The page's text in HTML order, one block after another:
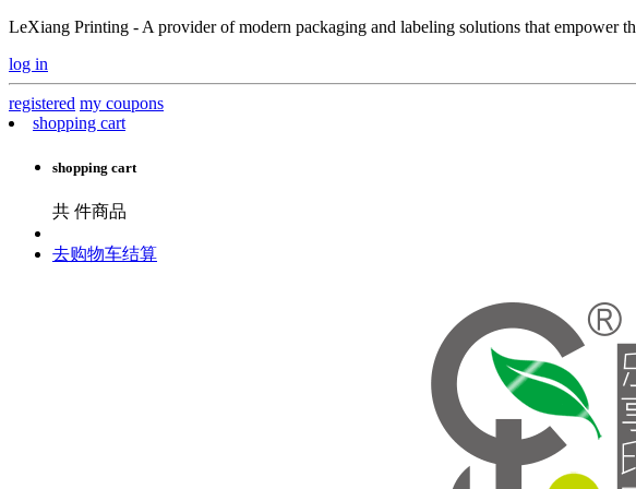
LeXiang Printing - A provider of modern packaging and labeling solutions that empower
log in
registered my coupons
shopping cart
shopping cart
共 件商品
去购物车结算